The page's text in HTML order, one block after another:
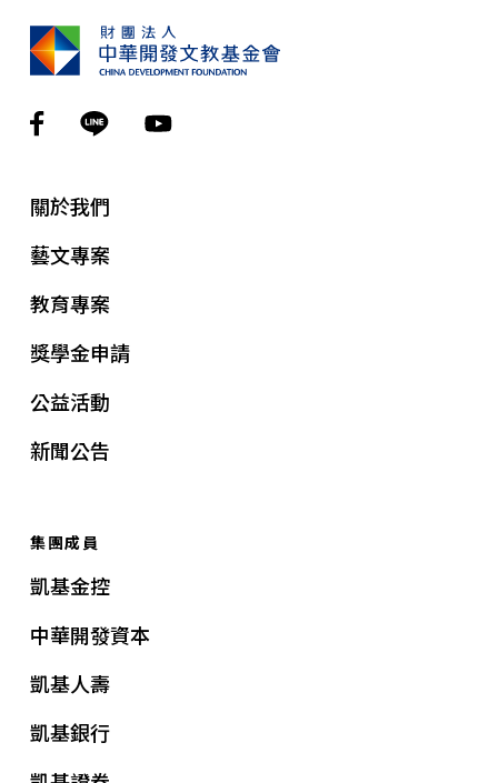
關於我們
藝文專案
教育專案
獎學金申請
公益活動
新聞公告
集團成員
凱基金控
中華開發資本
凱基人壽
凱基銀行